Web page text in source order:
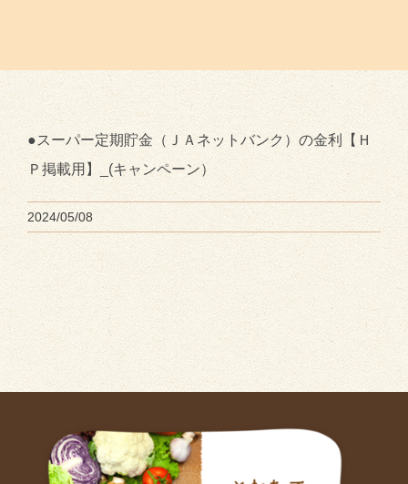
●スーパー定期貯金（ＪＡネットバンク）の金利【Ｈ
Ｐ掲載用】_(キャンペーン）
2024/05/08